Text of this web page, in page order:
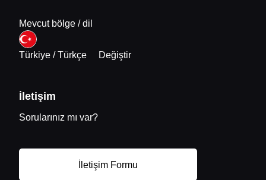
Mevcut bölge / dil
Türkiye / Türkçe Değiştir
İletişim
Sorularınız mı var?
İletişim Formu